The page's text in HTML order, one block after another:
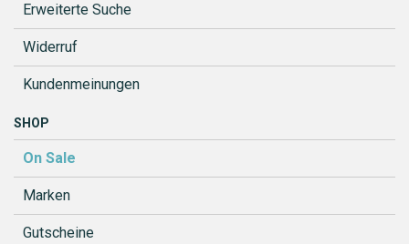
Erweiterte Suche
Widerruf
Kundenmeinungen
SHOP
On Sale
Marken
Gutscheine